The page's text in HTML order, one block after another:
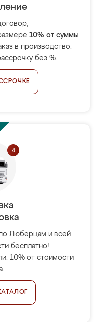
10% от суммы
в производство.
без %.
Люберцам и всей
бесплатно!
10% от стоимости